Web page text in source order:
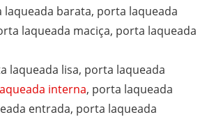
laqueada barata, porta laqueada
laqueada maciça, porta laqueada
laqueada lisa, porta laqueada
interna, porta laqueada
entrada, porta laqueada